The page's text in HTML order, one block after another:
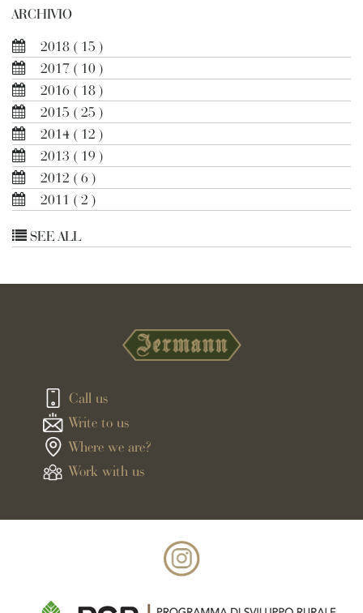
ARCHIVIO
2018 ( 15 )
2017 ( 10 )
2016 ( 18 )
2015 ( 25 )
2014 ( 12 )
2013 ( 19 )
2012 ( 6 )
2011 ( 2 )
SEE ALL
Call us
Write to us
Where we are?
Work with us